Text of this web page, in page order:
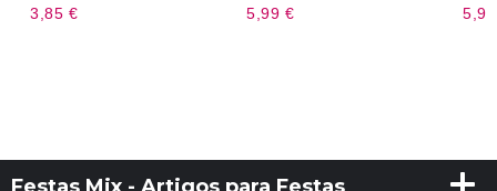
3,85 € 5,99 €